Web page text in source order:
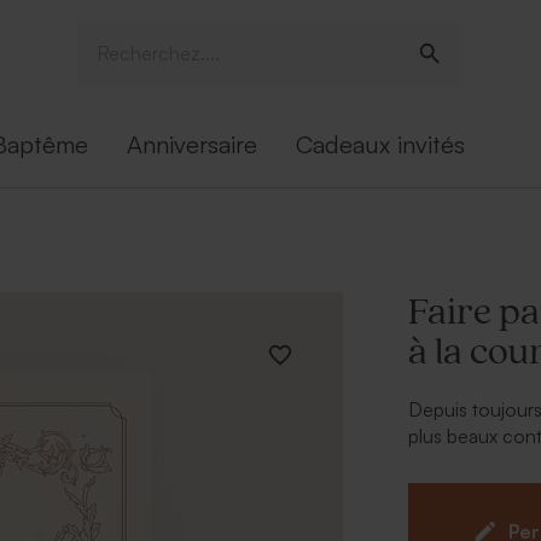
Anniversaire Cadeaux invités
Faire
à la
Depuis
plus beaux
émotion que
mariage